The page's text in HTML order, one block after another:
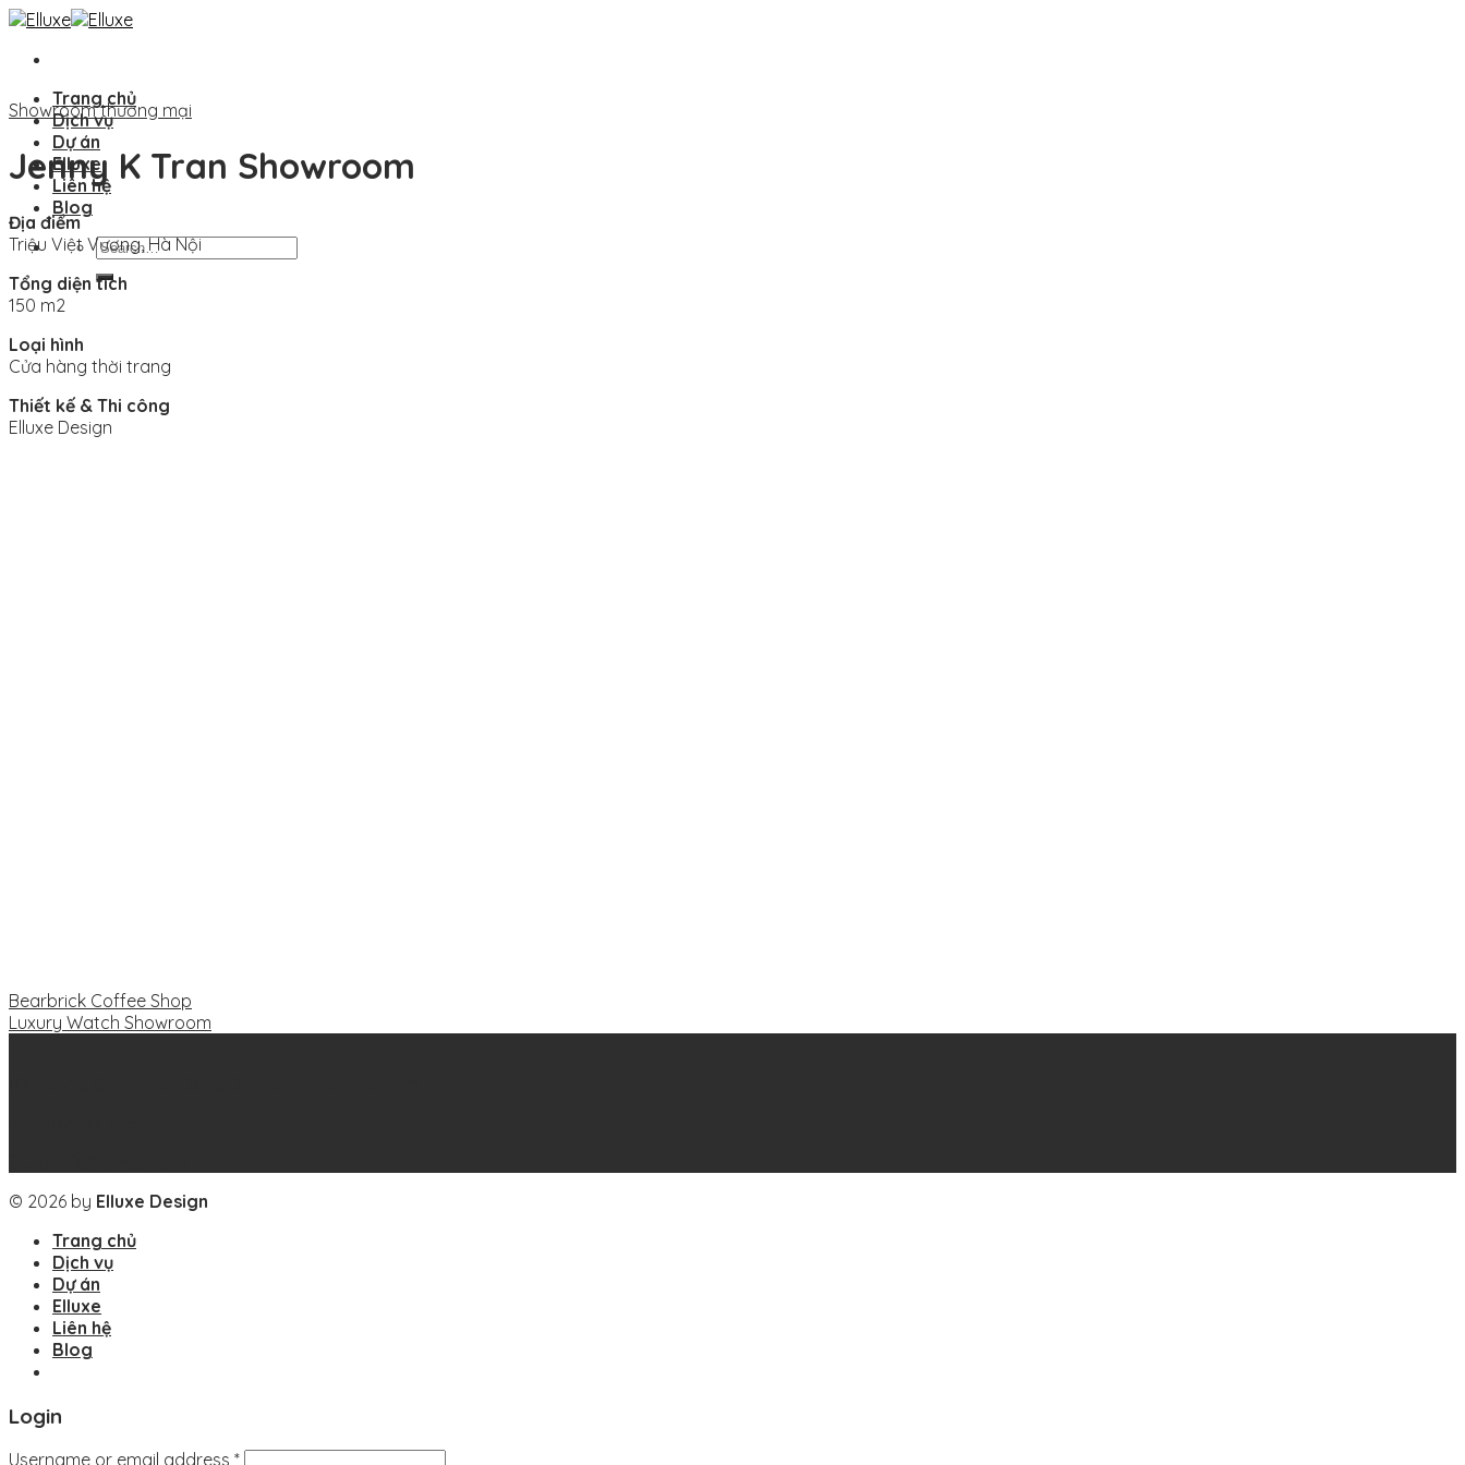
Skip
content
Trang chủ
Dịch vụ
Dự án
Elluxe
Liên hệ
Blog
Search
Showroom thương mại
Jenny K Tran Showroom
Địa điểm
Triệu Việt Vương, Hà Nội
Tổng diện tích
150 m2
Loại hình
Cửa hàng thời trang
Thiết kế & Thi công
Elluxe Design
Bearbrick Coffee Shop
Luxury Watch Showroom
© 2026 by Elluxe Design
Trang chủ
Dịch vụ
Dự án
Elluxe
Liên hệ
Blog
Login
Username or email address *